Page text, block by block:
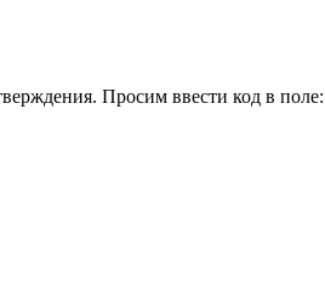
Просим ввести код в поле: